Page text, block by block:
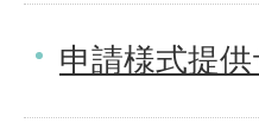
申請様式提